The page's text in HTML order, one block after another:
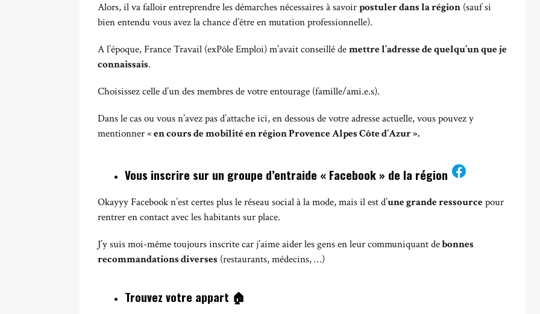
Alors, il va falloir entreprendre les démarches nécessaires à savoirpostuler dans la région (sauf si
bien entendu vous avez la chance d’être en mutation professionnelle).
A l’époque, France Travail (exPôle Emploi) m’avait conseillé demettre l’adresse de quelqu’un que je
connaissais.
Choisissez celle d’un des membres de votre entourage (famille/ami.e.s).
Dans le cas ou vous n’avez pas d’attache ici, en dessous de votre adresse actuelle, vous pouvez y
mentionner «en cours de mobilité en région Provence Alpes Côte d’Azur ».
Vous inscrire sur un groupe d’entraide « Facebook » de la région
Okayyy Facebook n’est certes plus le réseau social à la mode, mais il est d’une grande ressourcepour
rentrer en contact avec les habitants sur place.
J’y suis moi-même toujours inscrite car j’aime aider les gens en leur communiquant debonnes
recommandations diverses (restaurants, médecins, …)
Trouvez votre appart 🏠